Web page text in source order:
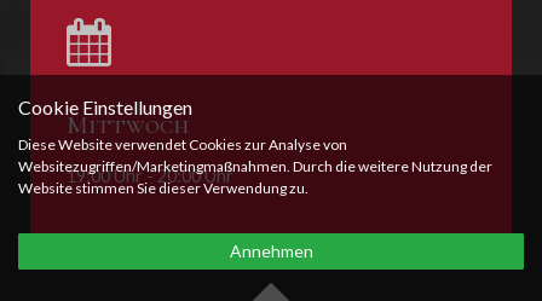
Cookie Einstellungen
Diese Website verwendet Cookies zur Analyse von
Websitezugriffen/Marketingmaßnahmen. Durch die weitere Nutzung der
Website stimmen Sie dieser Verwendung zu.
Annehmen
Mittwoch
19:00 Uhr - 20:00 Uhr